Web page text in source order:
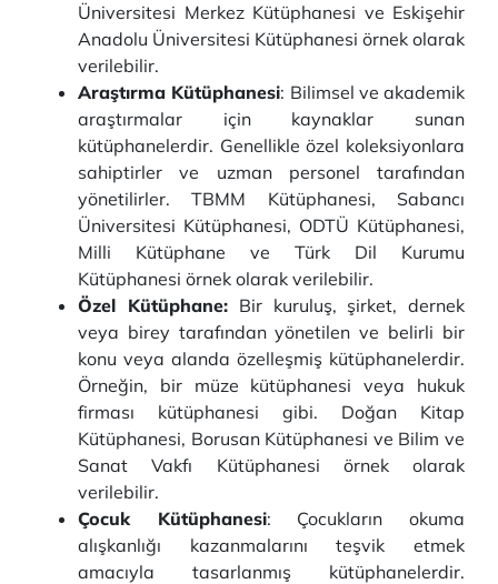
Üniversitesi Merkez Kütüphanesi ve Eskişehir
Anadolu Üniversitesi Kütüphanesi örnek olarak
verilebilir.
Araştırma Kütüphanesi: Bilimsel ve akademik
araştırmalar için kaynaklar sunan
kütüphanelerdir. Genellikle özel koleksiyonlara
sahiptirler ve uzman personel tarafından
yönetilirler. TBMM Kütüphanesi, Sabancı
Üniversitesi Kütüphanesi, ODTÜ Kütüphanesi,
Milli Kütüphane ve Türk Dil Kurumu
Kütüphanesi örnek olarak verilebilir.
Özel Kütüphane: Bir kuruluş, şirket, dernek
veya birey tarafından yönetilen ve belirli bir
konu veya alanda özelleşmiş kütüphanelerdir.
Örneğin, bir müze kütüphanesi veya hukuk
firması kütüphanesi gibi. Doğan Kitap
Kütüphanesi, Borusan Kütüphanesi ve Bilim ve
Sanat Vakfı Kütüphanesi örnek olarak
verilebilir.
Çocuk Kütüphanesi: Çocukların okuma
alışkanlığı kazanmalarını teşvik etmek
amacıyla tasarlanmış kütüphanelerdir.